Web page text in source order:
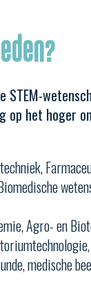
STEM-
op het hoger
Agro- en
medische